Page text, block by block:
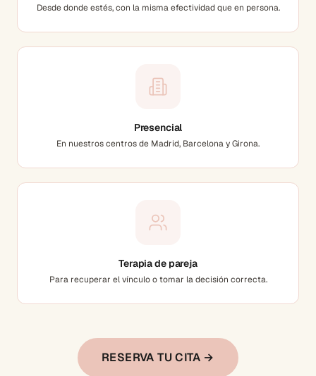
Desde donde estés, con la misma efectividad que en persona.
Presencial
En nuestros centros de Madrid, Barcelona y Girona.
Terapia de pareja
Para recuperar el vínculo o tomar la decisión correcta.
RESERVA TU CITA →